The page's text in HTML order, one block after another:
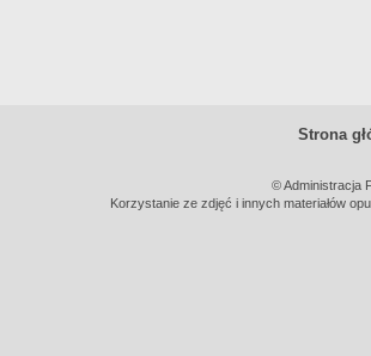
Strona
© Administracja
Korzystanie ze zdjęć i innych materiałów